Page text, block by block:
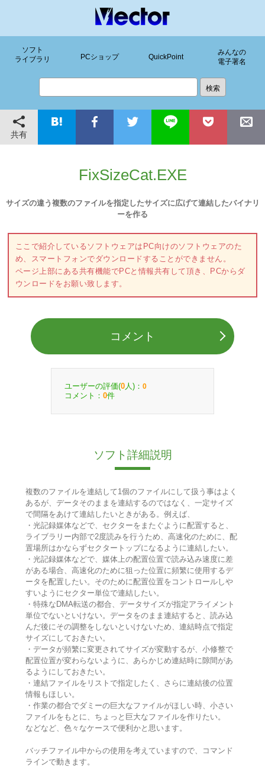
ソフト
ライブラリ
PCショップ QuickPoint
みんなの
電子署名
共有
FixSizeCat.EXE
サイズの違う複数のファイルを指定したサイズに広げて連結したバイナリ
ーを作る
ここで紹介しているソフトウェアはPC向けのソフトウェアのた
め、スマートフォンでダウンロードすることができません。
ページ上部にある共有機能でPCと情報共有して頂き、PCからダ
ウンロードをお願い致します。
コメント
ユーザーの評価(0 人)： 0
コメント： 0件
ソフト詳細説明
複数のファイルを連結して1個のファイルにして扱う事はよく
あるが、データそのままを連結するのではなく、一定サイズ
で間隔をあけて連結したいときがある。例えば、
・光記録媒体などで、セクターをまたぐように配置すると、
ライブラリー内部で2度読みを行うため、高速化のために、配
置場所はかならずセクタートップになるように連結したい。
・光記録媒体などで、媒体上の配置位置で読み込み速度に差
がある場合、高速化のために狙った位置に頻繁に使用するデ
ータを配置したい。そのために配置位置をコントロールしや
すいようにセクター単位で連結したい。
・特殊なDMA転送の都合、データサイズが指定アライメント
単位でないといけない。データをのまま連結すると、読み込
んだ後にその調整をしないといけないため、連結時点で指定
サイズにしておきたい。
・データが頻繁に変更されてサイズが変動するが、小修整で
配置位置が変わらないように、あらかじめ連結時に隙間があ
るようにしておきたい。
・連結ファイルをリストで指定したく、さらに連結後の位置
情報もほしい。
・作業の都合でダミーの巨大なファイルがほしい時、小さい
ファイルをもとに、ちょっと巨大なファイルを作りたい。
などなど、色々なケースで便利かと思います。
バッチファイル中からの使用を考えていますので、コマンド
ラインで動きます。